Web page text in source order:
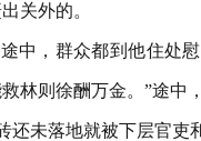
关外的。
中，群众都到他住
林则徐酬万金。”途中
未落地就被下层官吏